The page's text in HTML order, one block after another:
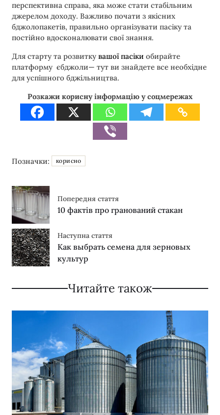
перспективна справа, яка може стати стабільним
джерелом доходу. Важливо почати з якісних
бджолопакетів, правильно організувати пасіку та
постійно вдосконалювати свої знання.
Для старту та розвитку вашої пасіки обирайте
платформу єбджоли— тут ви знайдете все необхідне
для успішного бджільництва.
Розкажи корисну інформацію у соцмережах
Позначки: корисно
Попередня стаття
10 фактів про гранований стакан
Наступна стаття
Как выбрать семена для зерновых
культур
Читайте також